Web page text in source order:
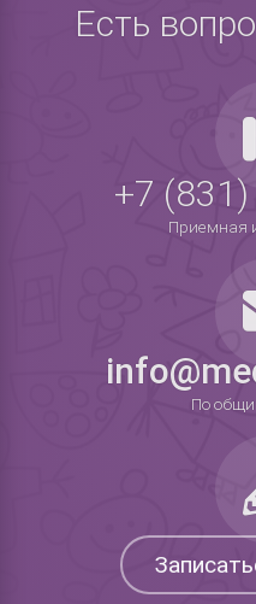
Есть
+7 (831)
Приемная
По